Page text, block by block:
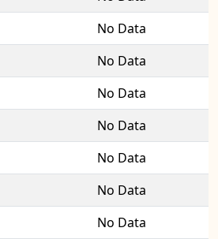
No Data
No Data
No Data
No Data
No Data
No Data
No Data